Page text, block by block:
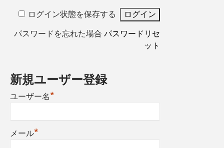
ログイン状態を保存する
パスワードを忘れた場合 パスワードリセ
ット
新規ユーザー登録
ユーザー名*
メール*